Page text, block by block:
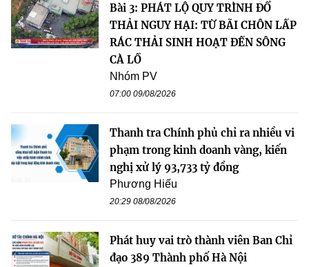
Bài 3: PHÁT LỘ QUY TRÌNH ĐỔ
THẢI NGUY HẠI: TỪ BÃI CHÔN LẤP
RÁC THẢI SINH HOẠT ĐẾN SÔNG
CÀ LỒ
Nhóm PV
07:00 09/08/2026
Thanh tra Chính phủ chỉ ra nhiều vi
phạm trong kinh doanh vàng, kiến
nghị xử lý 93,733 tỷ đồng
Phương Hiếu
20:29 08/08/2026
Phát huy vai trò thành viên Ban Chỉ
đạo 389 Thành phố Hà Nội